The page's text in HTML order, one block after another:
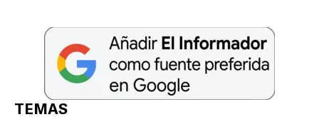
TEMAS